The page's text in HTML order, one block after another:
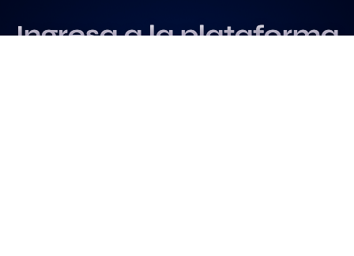
Ingresa a la plataforma